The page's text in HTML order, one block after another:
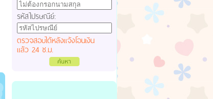
รหัสไปรษณีย์:
ตรวจสอบได้หลังแจ้งโอนเงิน
แล้ว 24 ช.ม.